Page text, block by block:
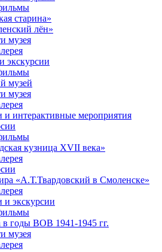
старина»
лён»
музея
экскурсии
музей
музея
и интерактивные мероприятия
кузница XVII века»
«А.Т.Твардовский в Смоленске»
и экскурсии
годы ВОВ 1941-1945 гг.
музея